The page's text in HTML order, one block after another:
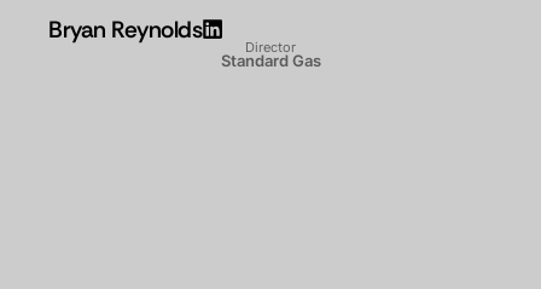
Bryan Reynolds
Director
Standard Gas